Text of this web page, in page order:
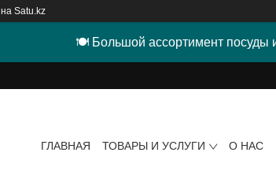
на Satu.kz
🍽 Большой ассортимент посуды
ГЛАВНАЯ ТОВАРЫ И УСЛУГИ О НАС